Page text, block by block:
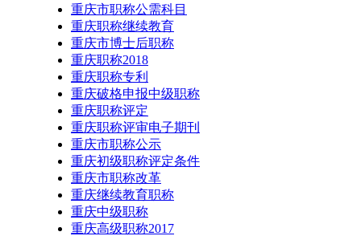
重庆市职称公需科目
重庆职称继续教育
重庆市博士后职称
重庆职称2018
重庆职称专利
重庆破格申报中级职称
重庆职称评定
重庆职称评审电子期刊
重庆市职称公示
重庆初级职称评定条件
重庆市职称改革
重庆继续教育职称
重庆中级职称
重庆高级职称2017